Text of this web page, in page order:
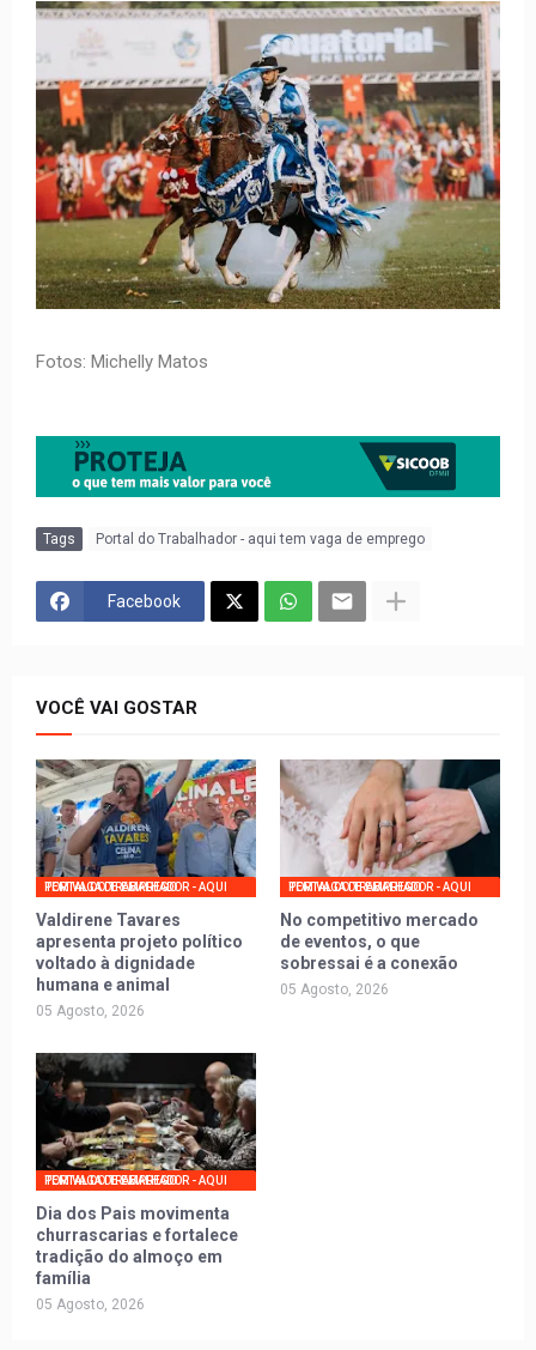
Fotos: Michelly Matos
Tags Portal do Trabalhador - aqui tem vaga de emprego
Facebook
VOCÊ VAI GOSTAR
PORTAL DO TRABALHADOR - AQUI TEM VAGA DE EMPREGO
Valdirene Tavares
apresenta projeto político
voltado à dignidade
humana e animal
05 Agosto, 2026
PORTAL DO TRABALHADOR - AQUI TEM VAGA DE EMPREGO
No competitivo mercado
de eventos, o que
sobressai é a conexão
05 Agosto, 2026
PORTAL DO TRABALHADOR - AQUI TEM VAGA DE EMPREGO
Dia dos Pais movimenta
churrascarias e fortalece
tradição do almoço em
família
05 Agosto, 2026